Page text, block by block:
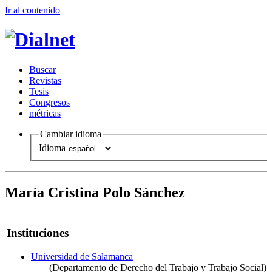
Ir al contenido
Buscar
Revistas
Tesis
Congresos
métricas
Cambiar idioma
Idioma
María Cristina Polo Sánchez
Instituciones
Universidad de Salamanca
(Departamento de Derecho del Trabajo y Trabajo Social)